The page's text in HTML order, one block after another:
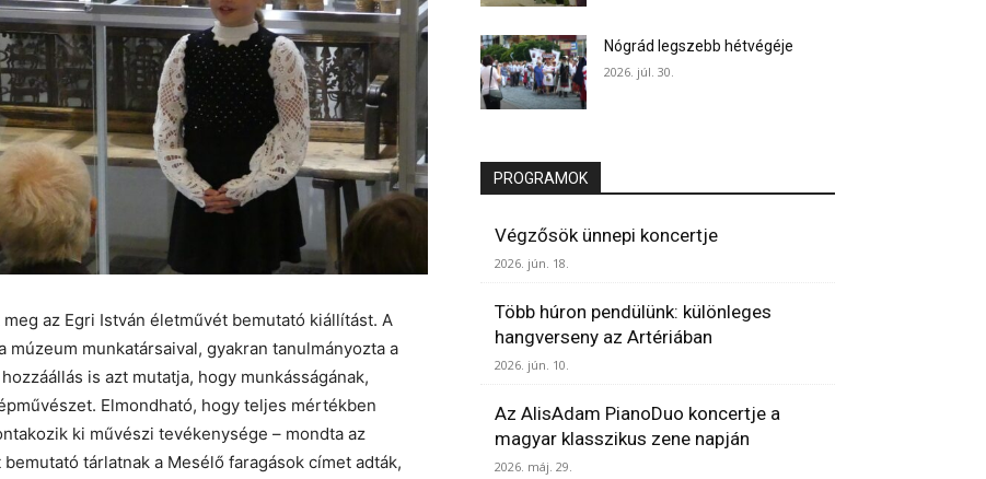
az Egri István életművét bemutató kiállítást. A
munkatársaival, gyakran tanulmányozta a
is azt mutatja, hogy munkásságának,
Elmondható, hogy teljes mértékben
ki művészi tevékenysége – mondta az
tárlatnak a Mesélő faragások címet adták,
Nógrád legszebb hétvégéje
2026. júl. 30.
PROGRAMOK
Végzősök ünnepi koncertje
2026. jún. 18.
Több húron pendülünk: különleges
hangverseny az Artériában
2026. jún. 10.
Az AlisAdam PianoDuo koncertje a
magyar klasszikus zene napján
2026. máj. 29.